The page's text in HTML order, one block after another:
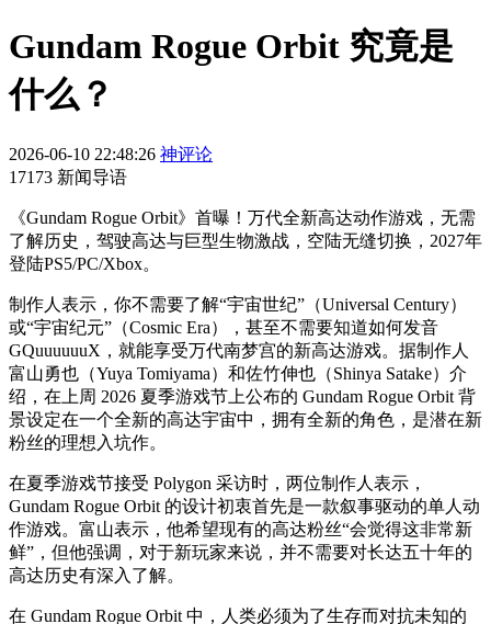
Gundam Rogue Orbit 究竟是
什么？
2026-06-10 22:48:26 神评论
17173 新闻导语
《Gundam Rogue Orbit》首曝！万代全新高达动作游戏，无需
了解历史，驾驶高达与巨型生物激战，空陆无缝切换，2027年
登陆PS5/PC/Xbox。
制作人表示，你不需要了解“宇宙世纪”（Universal Century）
或“宇宙纪元”（Cosmic Era），甚至不需要知道如何发音
GQuuuuuuX，就能享受万代南梦宫的新高达游戏。据制作人
富山勇也（Yuya Tomiyama）和佐竹伸也（Shinya Satake）介
绍，在上周 2026 夏季游戏节上公布的 Gundam Rogue Orbit 背
景设定在一个全新的高达宇宙中，拥有全新的角色，是潜在新
粉丝的理想入坑作。
在夏季游戏节接受 Polygon 采访时，两位制作人表示，
Gundam Rogue Orbit 的设计初衷首先是一款叙事驱动的单人动
作游戏。富山表示，他希望现有的高达粉丝“会觉得这非常新
鲜”，但他强调，对于新玩家来说，并不需要对长达五十年的
高达历史有深入了解。
在 Gundam Rogue Orbit 中，人类必须为了生存而对抗未知的